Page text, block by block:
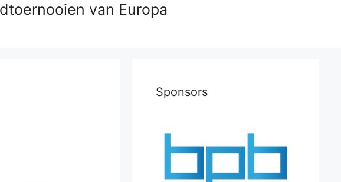
van Europa
Sponsors